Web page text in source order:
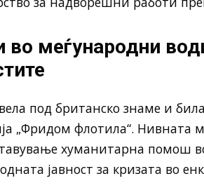
во меѓународни
под британско знаме и
„Фридом флотила“. Нивната
хуманитарна помош
јавност за кризата во